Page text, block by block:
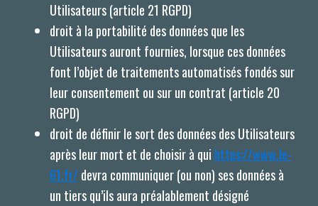
Utilisateurs (article 21 RGPD)
droit à la portabilité des données que les
Utilisateurs auront fournies, lorsque ces données
font l’objet de traitements automatisés fondés sur
leur consentement ou sur un contrat (article 20
RGPD)
droit de définir le sort des données des Utilisateurs
après leur mort et de choisir à qui https://www.le-
61.fr/ devra communiquer (ou non) ses données à
un tiers qu’ils aura préalablement désigné